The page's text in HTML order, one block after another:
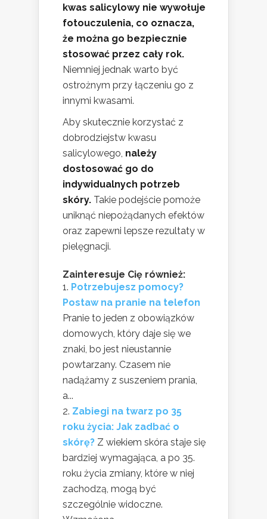
kwas salicylowy nie wywołuje
fotouczulenia, co oznacza,
że można go bezpiecznie
stosować przez cały rok.
Niemniej jednak warto być
ostrożnym przy łączeniu go z
innymi kwasami.
Aby skutecznie korzystać z
dobrodziejstw kwasu
salicylowego, należy
dostosować go do
indywidualnych potrzeb
skóry. Takie podejście pomoże
uniknąć niepożądanych efektów
oraz zapewni lepsze rezultaty w
pielęgnacji.
Zainteresuje Cię również:
Potrzebujesz pomocy?
Postaw na pranie na telefon
Pranie to jeden z obowiązków
domowych, który daje się we
znaki, bo jest nieustannie
powtarzany. Czasem nie
nadążamy z suszeniem prania,
a...
Zabiegi na twarz po 35
roku życia: Jak zadbać o
skórę? Z wiekiem skóra staje się
bardziej wymagająca, a po 35.
roku życia zmiany, które w niej
zachodzą, mogą być
szczególnie widoczne.